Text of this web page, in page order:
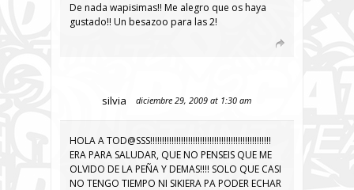
De nada wapisimas!! Me alegro que os haya
gustado!! Un besazoo para las 2!
silvia diciembre 29, 2009 at 1:30 am
HOLA A TOD@SSS!!!!!!!!!!!!!!!!!!!!!!!!!!!!!!!!!!!!!!!!!!!!!!!!!!!
ERA PARA SALUDAR, QUE NO PENSEIS QUE ME
OLVIDO DE LA PEÑA Y DEMAS!!!! SOLO QUE CASI
NO TENGO TIEMPO NI SIKIERA PA PODER ECHAR